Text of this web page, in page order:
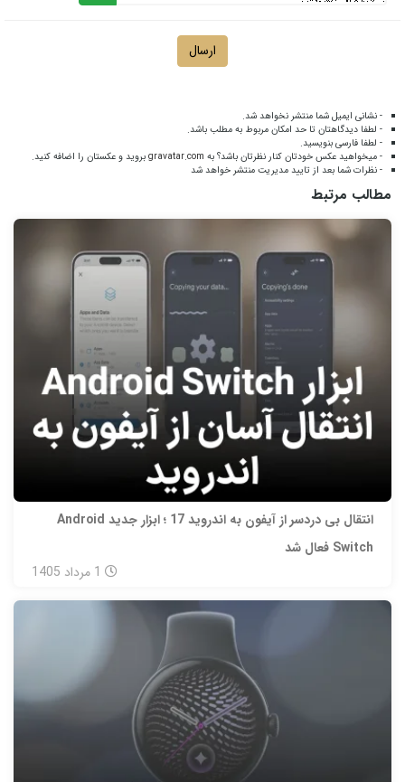
ارسال
- نشانی ایمیل شما منتشر نخواهد شد.
- لطفا دیدگاهتان تا حد امکان مربوط به مطلب باشد.
- لطفا فارسی بنویسید.
- میخواهید عکس خودتان کنار نظرتان باشد؟ به gravatar.com بروید و عکستان را اضافه کنید.
- نظرات شما بعد از تایید مدیریت منتشر خواهد شد
مطالب مرتبط
انتقال بی‌ دردسر از آیفون به اندروید 17 ؛ ابزار جدید Android
Switch فعال شد
1 مرداد 1405